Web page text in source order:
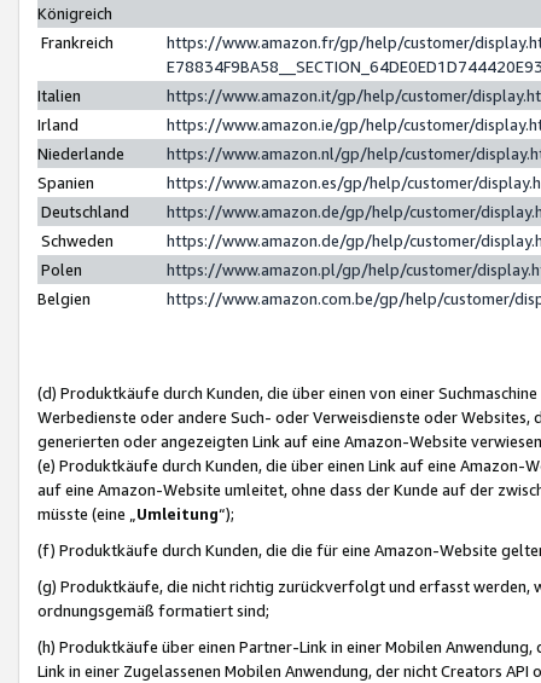
Königreich
Frankreich
https://www.amazon.fr/gp/help/customer/
Italien
https://www.amazon.it/gp/help/customer/
Irland
https://www.amazon.ie/gp/help/customer/
Niederlande
https://www.amazon.nl/gp/help/customer/
Spanien
https://www.amazon.es/gp/help/customer/
Deutschland
https://www.amazon.de/gp/help/customer/
Schweden
https://www.amazon.de/gp/help/customer/
Polen
https://www.amazon.pl/gp/help/customer/
Belgien
https://www.amazon.com.be/gp/help/customer/
(d) Produktkäufe durch Kunden, die über einen von einer
Werbedienste oder andere Such- oder Verweisdienste oder Websites,
generierten oder angezeigten Link auf eine Amazon-Website
(e) Produktkäufe durch Kunden, die über einen Link auf eine
auf eine Amazon-Website umleitet, ohne dass der Kunde auf der
müsste (eine „ Umleitung“);
(f) Produktkäufe durch Kunden, die die für eine Amazon-Website
(g) Produktkäufe, die nicht richtig zurückverfolgt und erfasst werden,
ordnungsgemäß formatiert sind;
(h) Produktkäufe über einen Partner-Link in einer Mobilen
Link in einer Zugelassenen Mobilen Anwendung, der nicht Creators